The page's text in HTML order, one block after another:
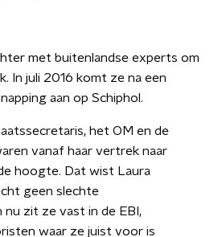
met buitenlandse experts om
In juli 2016 komt ze na een
aan op Schiphol.
het OM en de
vanaf haar vertrek naar
hoogte. Dat wist Laura
geen slechte
nu zit ze vast in de EBI,
waar ze juist voor is